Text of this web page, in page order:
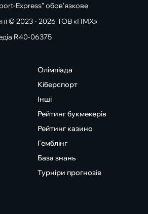
Express" обов'язкове
© 2023 - 2026 ТОВ «ПМХ»
R40-06375
Олімпіада
Кіберспорт
Інші
Рейтинг букмекерів
Рейтинг казино
Гемблінг
База знань
Турніри прогнозів